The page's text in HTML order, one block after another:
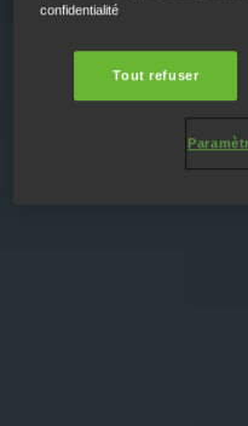
confidentialité
Tout refuser